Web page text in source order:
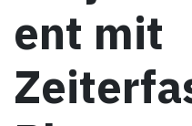
ent mit